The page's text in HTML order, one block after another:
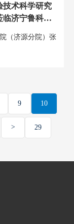
技术科学研究
临济宁鲁科参
（济源分院）张
9 10
> 29